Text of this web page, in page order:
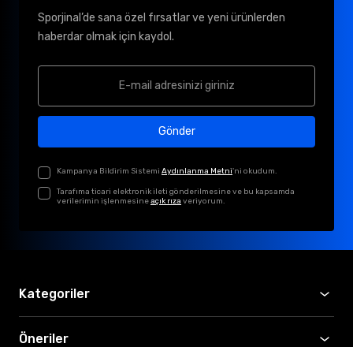
Sporjinal’de sana özel fırsatlar ve yeni ürünlerden
haberdar olmak için kaydol.
Gönder
Kampanya Bildirim Sistemi Aydınlanma Metni'ni okudum.
Tarafıma ticari elektronik ileti gönderilmesine ve bu kapsamda
verilerimin işlenmesineaçık rıza veriyorum.
Kategoriler
Öneriler